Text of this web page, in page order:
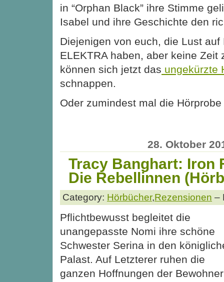
in “Orphan Black” ihre Stimme
Isabel und ihre Geschichte den
Diejenigen von euch, die Lust auf
ELEKTRA haben, aber keine Zeit
können sich jetzt das ungekürzte
schnappen.
Oder zumindest mal die
28. Oktober
Tracy Banghart: Iron
Die Rebellinnen
Category: Hörbücher,Rezensionen –
Pflichtbewusst begleitet die
unangepasste Nomi ihre schöne
Schwester Serina in den
Palast. Auf Letzterer ruhen die
ganzen Hoffnungen der